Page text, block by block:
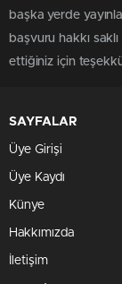
başka yerde
başvuru hakkı
ettiğiniz için
SAYFALAR
Üye Girişi
Üye Kaydı
Künye
Hakkımızda
İletişim